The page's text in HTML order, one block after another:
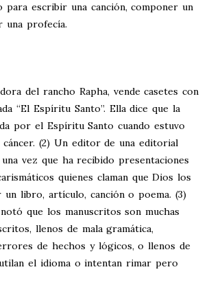
para escribir una canción, componer un
una profecía.
del rancho Rapha, vende casetes con
“El Espíritu Santo”. Ella dice que la
por el Espíritu Santo cuando estuvo
cáncer. (2) Un editor de una editorial
vez que ha recibido presentaciones
quienes claman que Dios los
libro, artículo, canción o poema. (3)
que los manuscritos son muchas
llenos de mala gramática,
de hechos y lógicos, o llenos de
el idioma o intentan rimar pero